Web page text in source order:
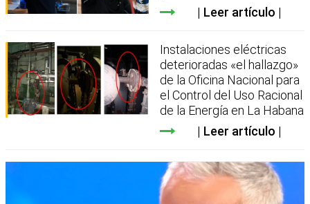
Leer artículo
Instalaciones eléctricas
deterioradas «el hallazgo»
de la Oficina Nacional para
el Control del Uso Racional
de la Energía en La Habana
Leer artículo